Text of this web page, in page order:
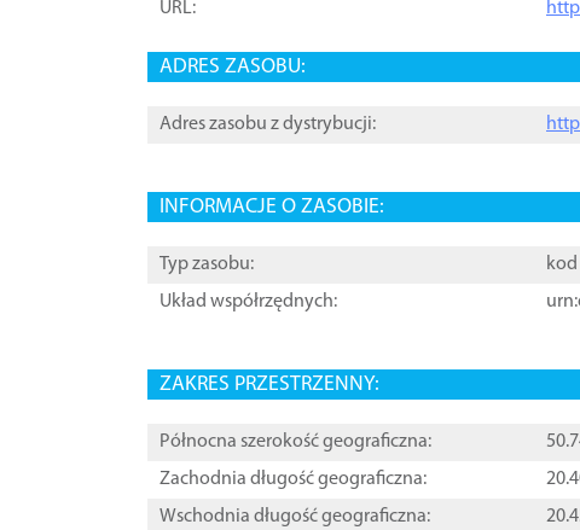
URL:
ADRES ZASOBU:
Adres zasobu z dystrybucji:
INFORMACJE O ZASOBIE:
Typ zasobu: kod [
Układ współrzędnych:
ZAKRES PRZESTRZENNY:
Północna szerokość geograficzna:
Zachodnia długość geograficzna:
Wschodnia długość geograficzna: